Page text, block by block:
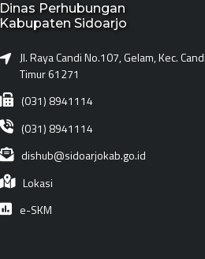
Dinas Perhubungan
Kabupaten Sidoarjo
Jl. Raya Candi No.107, Gelam, Kec.
Timur 61271
(031) 8941114
(031) 8941114
dishub@sidoarjokab.go.id
Lokasi
e-SKM